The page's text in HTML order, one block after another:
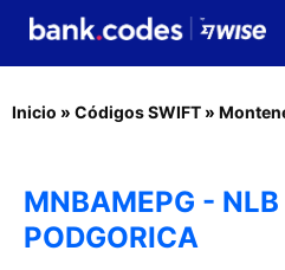
Inicio » Códigos SWIFT »
MNBAMEPG -
PODGORICA